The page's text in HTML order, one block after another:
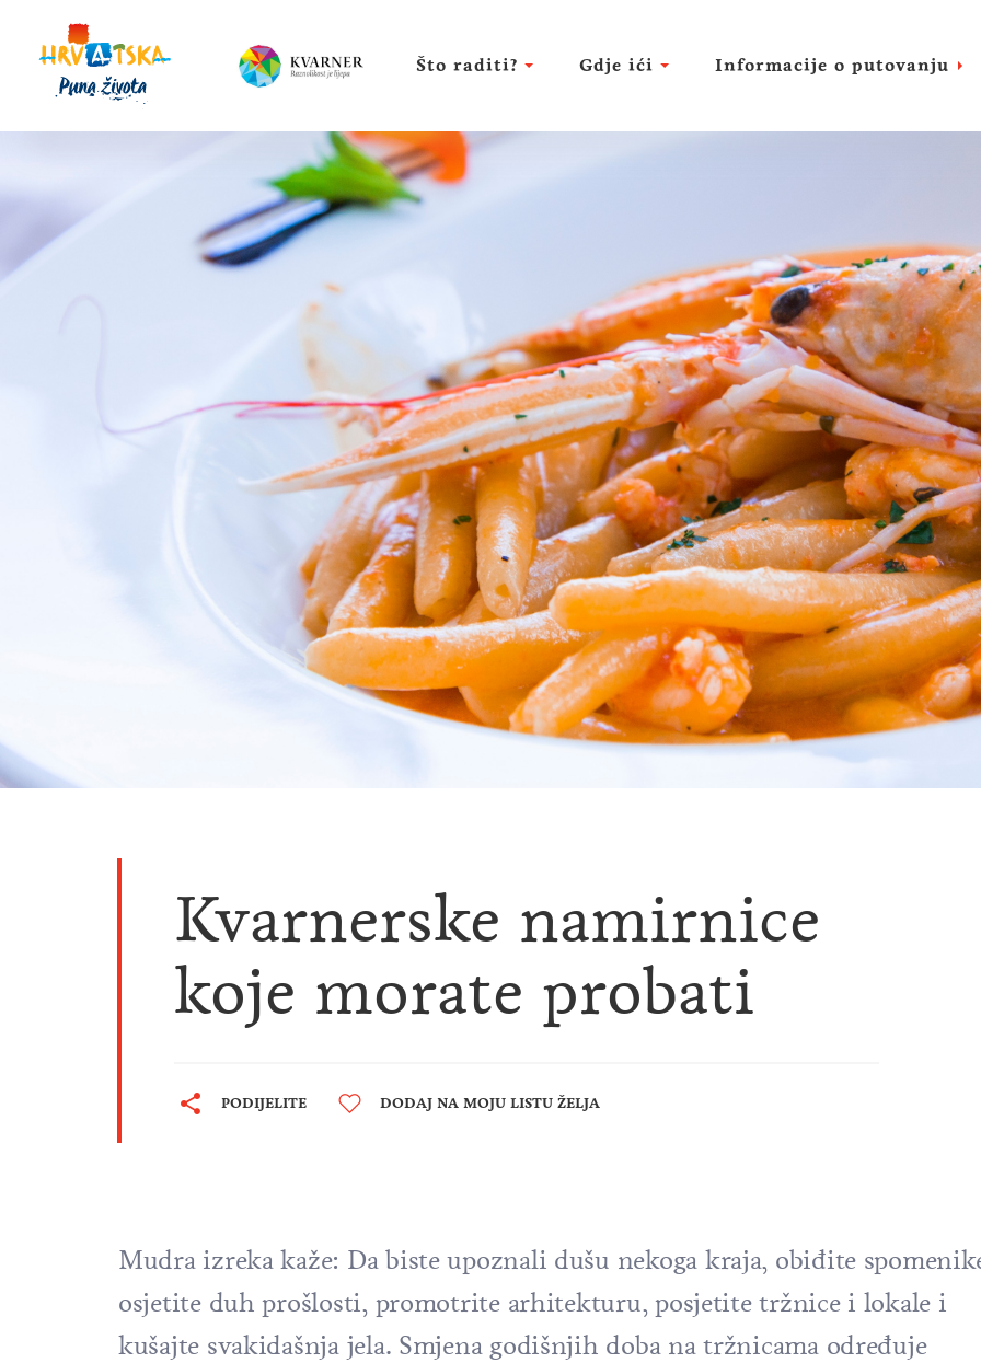
Što raditi? Gdje ići Informacije o putovanju
Kvarnerske namirnice
koje morate probati
PODIJELITE DODAJ NA MOJU LISTU ŽELJA
Mudra izreka kaže: Da biste upoznali dušu nekoga kraja, obiđite
osjetite duh prošlosti, promotrite arhitekturu, posjetite tržnice i lokale i
kušajte svakidašnja jela. Smjena godišnjih doba na tržnicama određuje